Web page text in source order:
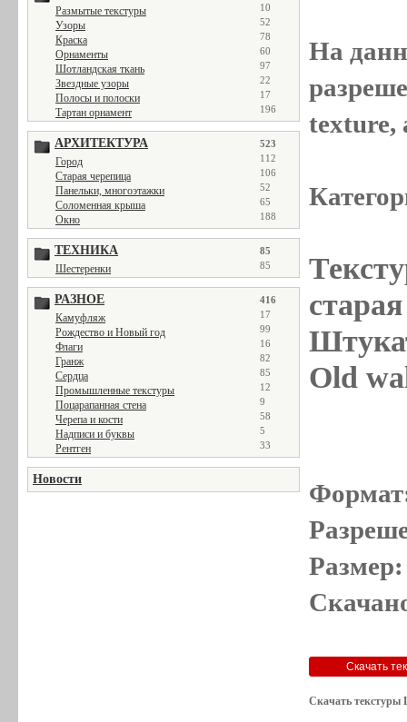
Размытые текстуры 10
Узоры 52
Краска 78
Орнаменты 60
Шотландская ткань 97
Звездные узоры 22
Полосы и полоски 17
Тартан орнамент 196
АРХИТЕКТУРА 523
Город 112
Старая черепица 106
Панельки, многоэтажки 52
Соломенная крыша 65
Окно 188
ТЕХНИКА 85
Шестеренки 85
РАЗНОЕ 416
Камуфляж 17
Рождество и Новый год 99
Флаги 16
Гранж 82
Сердца 85
Промышленные текстуры 12
Поцарапанная стена 9
Черепа и кости 58
Надписи и буквы 5
Рентген 33
Новости
На
texture,
Old
Скачать текстуры